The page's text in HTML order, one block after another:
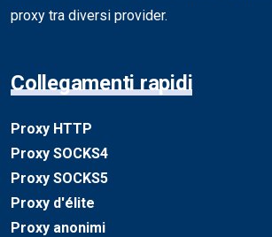
proxy tra diversi provider.
Collegamenti rapidi
Proxy HTTP
Proxy SOCKS4
Proxy SOCKS5
Proxy d'élite
Proxy anonimi